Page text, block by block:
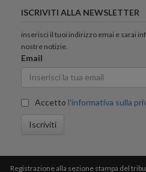
ISCRIVITI ALLA NEWSLETTER
inserisci il tuoi indirizzo emai e sarai
nostre notizie.
Email
Accetto l'informativa sulla
Iscriviti
Registrazione alla sezione stampa del